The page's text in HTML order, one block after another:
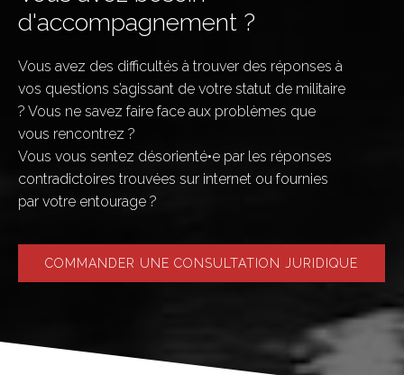
d'accompagnement ?
Vous avez des difficultés à trouver des réponses à
vos questions s’agissant de votre statut de militaire
? Vous ne savez faire face aux problèmes que
vous rencontrez ?
Vous vous sentez désorienté•e par les réponses
contradictoires trouvées sur internet ou fournies
par votre entourage ?
COMMANDER UNE CONSULTATION JURIDIQUE